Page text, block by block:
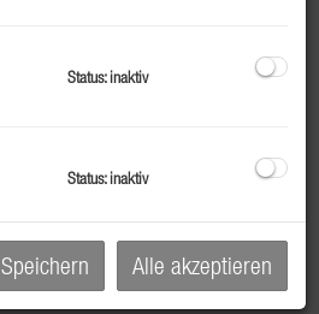
KaufpreisStatus: inaktiv
Status: inaktiv
Speichern Alle akzeptieren